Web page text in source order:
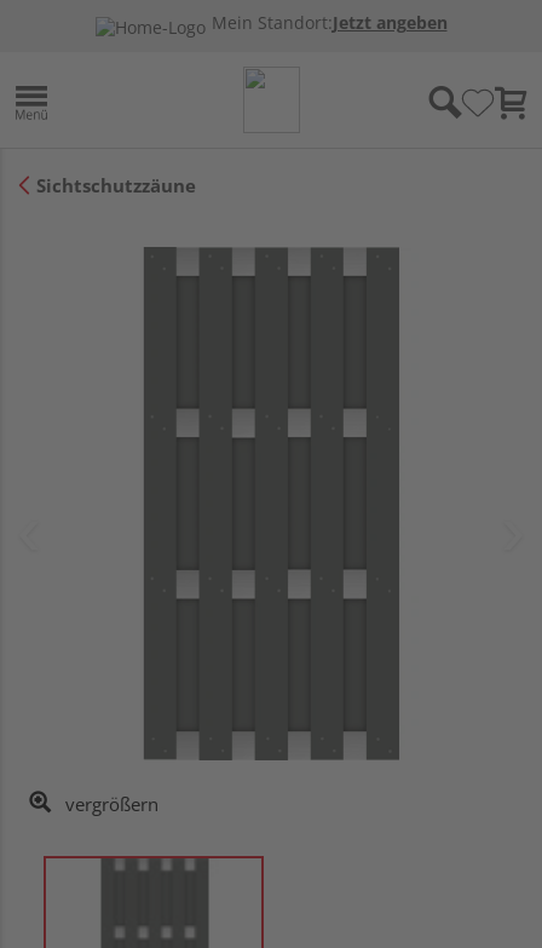
Mein Standort:Jetzt angeben
Sichtschutzzäune
vergrößern